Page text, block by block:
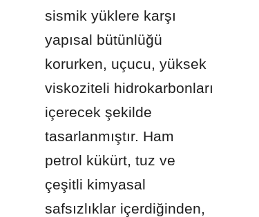
sismik yüklere karşı
yapısal bütünlüğü
korurken, uçucu, yüksek
viskoziteli hidrokarbonları
içerecek şekilde
tasarlanmıştır. Ham
petrol kükürt, tuz ve
çeşitli kimyasal
safsızlıklar içerdiğinden,